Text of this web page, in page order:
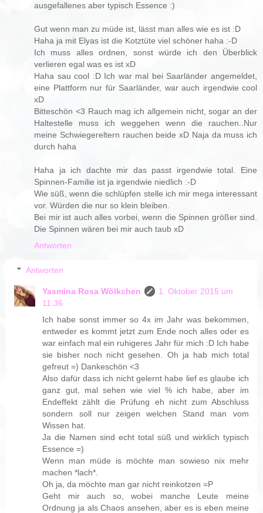
ausgefallenes aber typisch Essence :)
Gut wenn man zu müde ist, lässt man alles wie es ist :D
Haha ja mit Elyas ist die Kotztüte viel schöner haha :-D
Ich muss alles ordnen, sonst würde ich den Überblick
verlieren egal was es ist xD
Haha sau cool :D Ich war mal bei Saarländer angemeldet,
eine Plattform nur für Saarländer, war auch irgendwie cool
xD
Bitteschön <3 Rauch mag ich allgemein nicht, sogar an der
Haltestelle muss ich weggehen wenn die rauchen..Nur
meine Schwiegereltern rauchen beide xD Naja da muss ich
durch haha
Haha ja ich dachte mir das passt irgendwie total. Eine
Spinnen-Familie ist ja irgendwie niedlich :-D
Wie süß, wenn die schlüpfen stelle ich mir mega interessant
vor. Würden die nur so klein bleiben.
Bei mir ist auch alles vorbei, wenn die Spinnen größer sind.
Die Spinnen wären bei mir auch taub xD
Antworten
Antworten
Yasmina Rosa Wölkchen
1. Oktober 2015 um
11:36
Ich habe sonst immer so 4x im Jahr was bekommen,
entweder es kommt jetzt zum Ende noch alles oder es
war einfach mal ein ruhigeres Jahr für mich :D Ich habe
sie bisher noch nicht gesehen. Oh ja hab mich total
gefreut =) Dankeschön <3
Also dafür dass ich nicht gelernt habe lief es glaube ich
ganz gut, mal sehen wie viel % ich habe, aber im
Endeffekt zählt die Prüfung eh nicht zum Abschluss
sondern soll nur zeigen welchen Stand man vom
Wissen hat.
Ja die Namen sind echt total süß und wirklich typisch
Essence =)
Wenn man müde is möchte man sowieso nix mehr
machen *lach*.
Oh ja, da möchte man gar nicht reinkotzen =P
Geht mir auch so, wobei manche Leute meine
Ordnung ja als Chaos ansehen, aber es is eben meine